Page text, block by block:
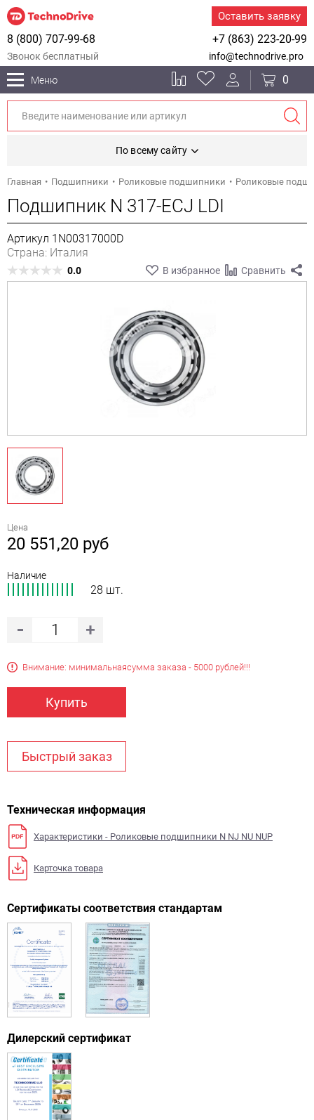
Оставить заявку
+7 (863) 223-20-99
8 (800) 707-99-68
Звонок бесплатный info@technodrive.pro
Меню 0
По всему сайту
Главная Подшипники Роликовые подшипники Роликовые
Подшипник N 317-ECJ LDI
Артикул 1N00317000D
Страна: Италия
0.0 В избранное Сравнить
Цена
20 551,20 руб
Наличие
28 шт.
Внимание: минимальнаясумма заказа - 5000 рублей!!!
Купить
Быстрый заказ
Техническая информация
Характеристики - Роликовые подшипники N NJ NU NUP
Карточка товара
Сертификаты соответствия стандартам
Дилерский сертификат